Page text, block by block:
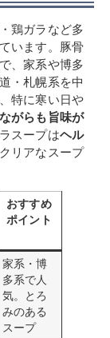
鶏ガラなど多
います。豚骨
、家系や博多
・札幌系を中
特に寒い日や
がらも旨味が
スープはヘル
クリアなスープ
おすすめ
ポイント
家系・博
多系で人
気。とろ
みのある
スープ